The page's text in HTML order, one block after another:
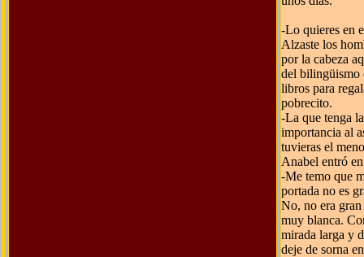
-Lo quieres en
Alzaste los
por la cabeza
del bilingüismo
libros para
pobrecito.
-La que tenga
importancia al
tuvieras el
Anabel entró
-Me temo que
portada no es
No, no era
muy blanca.
mirada larga y
deje de sorna